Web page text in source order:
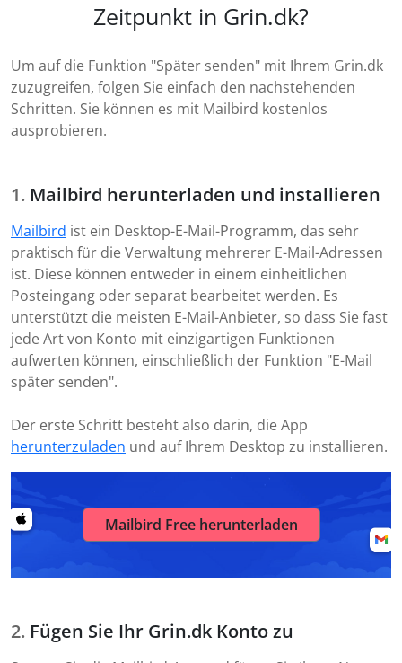
Zeitpunkt in Grin.dk?
Um auf die Funktion "Später senden" mit Ihrem Grin.dk
zuzugreifen, folgen Sie einfach den nachstehenden
Schritten. Sie können es mit Mailbird kostenlos
ausprobieren.
Mailbird herunterladen und installieren
Mailbird ist ein Desktop-E-Mail-Programm, das sehr
praktisch für die Verwaltung mehrerer E-Mail-Adressen
ist. Diese können entweder in einem einheitlichen
Posteingang oder separat bearbeitet werden. Es
unterstützt die meisten E-Mail-Anbieter, so dass Sie fast
jede Art von Konto mit einzigartigen Funktionen
aufwerten können, einschließlich der Funktion "E-Mail
später senden".
Der erste Schritt besteht also darin, die App
herunterzuladen und auf Ihrem Desktop zu installieren.
Mailbird Free herunterladen
Fügen Sie Ihr Grin.dk Konto zu